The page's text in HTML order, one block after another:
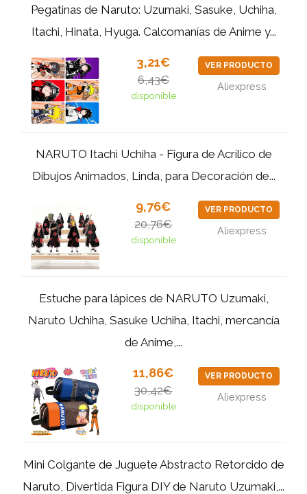
Pegatinas de Naruto: Uzumaki, Sasuke, Uchiha,
Itachi, Hinata, Hyuga. Calcomanías de Anime y...
3,21€
6,43€
disponible
VER PRODUCTO
Aliexpress
NARUTO Itachi Uchiha - Figura de Acrílico de
Dibujos Animados, Linda, para Decoración de...
9,76€
20,76€
disponible
VER PRODUCTO
Aliexpress
Estuche para lápices de NARUTO Uzumaki,
Naruto Uchiha, Sasuke Uchiha, Itachi, mercancía
de Anime,...
11,86€
30,42€
disponible
VER PRODUCTO
Aliexpress
Mini Colgante de Juguete Abstracto Retorcido de
Naruto, Divertida Figura DIY de Naruto Uzumaki,...